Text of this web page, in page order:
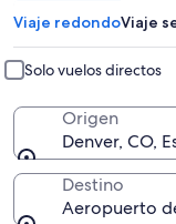
Viaje redondoViaje
Solo vuelos directos
Origen
Denver, CO,
Destino
Aeropuerto